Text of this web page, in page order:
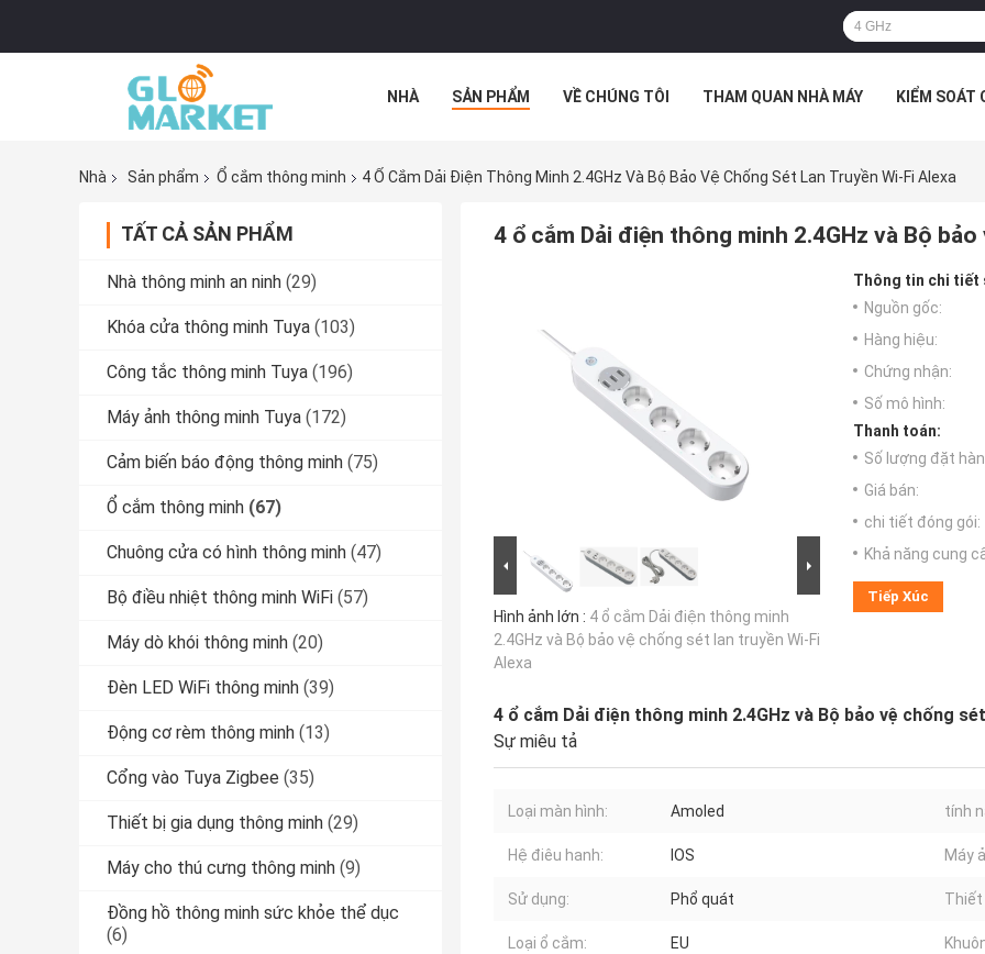
NHÀ SẢN PHẨM VỀ CHÚNG TÔI THAM QUAN NHÀ MÁY KIỂM SOÁT
Nhà
Sản phẩm Ổ cắm thông minh 4 Ổ Cắm Dải Điện Thông Minh 2.4GHz Và Bộ Bảo Vệ Chống Sét Lan Truyền Wi-Fi Alexa
TẤT CẢ SẢN PHẨM
Nhà thông minh an ninh (29)
Khóa cửa thông minh Tuya (103)
Công tắc thông minh Tuya (196)
Máy ảnh thông minh Tuya (172)
Cảm biến báo động thông minh (75)
Ổ cắm thông minh (67)
Chuông cửa có hình thông minh (47)
Bộ điều nhiệt thông minh WiFi (57)
Máy dò khói thông minh (20)
Đèn LED WiFi thông minh (39)
Động cơ rèm thông minh (13)
Cổng vào Tuya Zigbee (35)
Thiết bị gia dụng thông minh (29)
Máy cho thú cưng thông minh (9)
Đồng hồ thông minh sức khỏe thể dục
(6)
4 ổ cắm Dải điện thông minh 2.4GHz và Bộ
Hình ảnh lớn : 4 ổ cắm Dải điện thông minh
2.4GHz và Bộ bảo vệ chống sét lan truyền Wi-Fi
Alexa
Thông tin chi tiết
Nguồn gốc:
Hàng hiệu:
Chứng nhận:
Số mô hình:
Thanh toán:
Số lượng đặt
Giá bán:
chi tiết đóng gói:
Khả năng cung
Tiếp Xúc
4 ổ cắm Dải điện thông minh 2.4GHz và Bộ bảo vệ chống
Sự miêu tả
Loại màn hình: Amoled tính
Hệ điêu hanh: IOS Máy
Sử dụng: Phổ quát Thiết
Loại ổ cắm: EU